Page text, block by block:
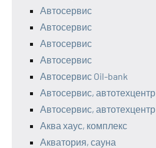
Автосервис
Автосервис
Автосервис
Автосервис
Автосервис Oil-bank
Автосервис, автотехцентр
Автосервис, автотехцентр
Аква хаус, комплекс
Акватория, сауна